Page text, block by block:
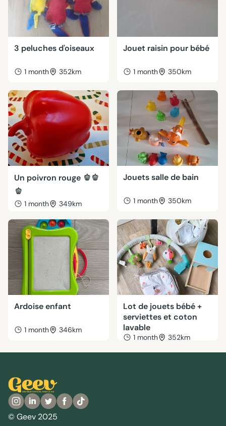
3 peluches d'oiseaux
1 month 352km
Jouet raisin pour bébé
1 month 350km
Un poivron rouge 🫑🫑
🫑
1 month 349km
Jouets salle de bain
1 month 350km
Ardoise enfant
1 month 346km
Lot de jouets bébé +
serviettes et coton
lavable
1 month 352km
© Geev 2025